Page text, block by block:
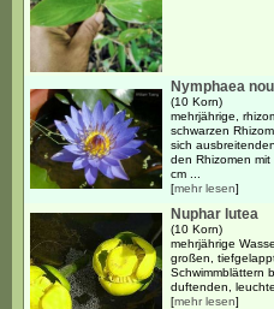
Nymphaea
(10 Korn)
mehrjährige,
schwarzen
sich
den Rhizomen
cm ...
[mehr lesen]
Nuphar lutea
(10 Korn)
mehrjährige
großen,
Schwimmblättern
duftenden,
[mehr lesen]